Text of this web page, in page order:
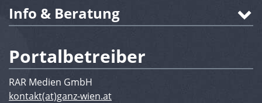
Info & Beratung
Portalbetreiber
RAR Medien GmbH
kontakt(at)ganz-wien.at